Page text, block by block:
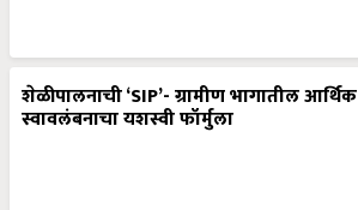
शेळीपालनाची ‘SIP’- ग्रामीण भागातील आर्थिक
स्वावलंबनाचा यशस्वी फॉर्मुला